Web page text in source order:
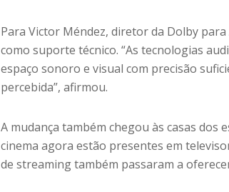
Para Victor Méndez, diretor da Dolby
como suporte técnico. “As tecnologias
espaço sonoro e visual com precisão
percebida”, afirmou.
A mudança também chegou às casas dos
cinema agora estão presentes em
de streaming também passaram a